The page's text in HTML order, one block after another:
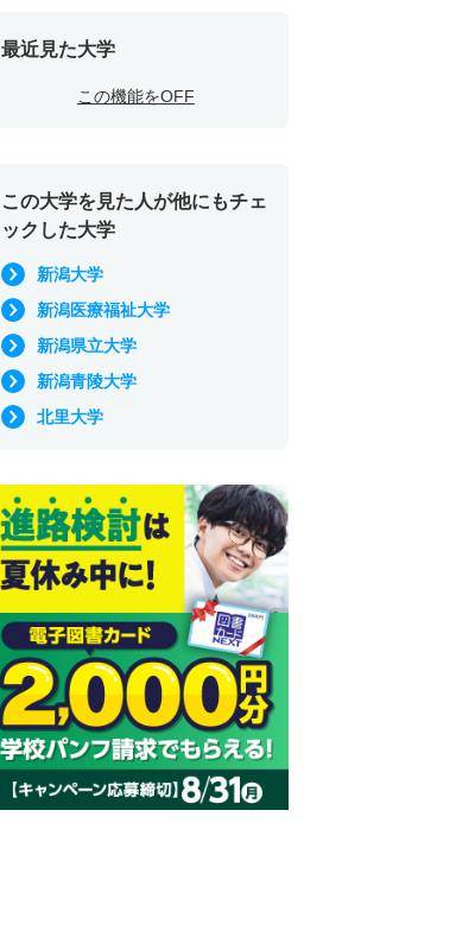
最近見た大学
この機能をOFF
この大学を見た人が他にもチェ
ックした大学
新潟大学
新潟医療福祉大学
新潟県立大学
新潟青陵大学
北里大学